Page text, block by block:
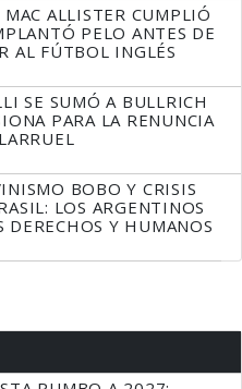
MAC ALLISTER CUMPLIÓ
PELO ANTES DE
AL FÚTBOL INGLÉS
SE SUMÓ A BULLRICH
PARA LA RENUNCIA
BOBO Y CRISIS
LOS ARGENTINOS
DERECHOS Y HUMANOS